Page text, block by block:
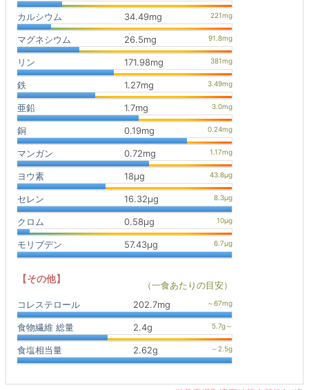
カルシウム 34.49mg
マグネシウム 26.5mg
リン 171.98mg
鉄 1.27mg
亜鉛 1.7mg
銅 0.19mg
マンガン 0.72mg
ヨウ素 18μg
セレン 16.32μg
クロム 0.58μg
モリブデン 57.43μg
【その他】
（一食あたりの目安）
コレステロール
202.7mg
食物繊維 総量 2.4g
食塩相当量 2.62g